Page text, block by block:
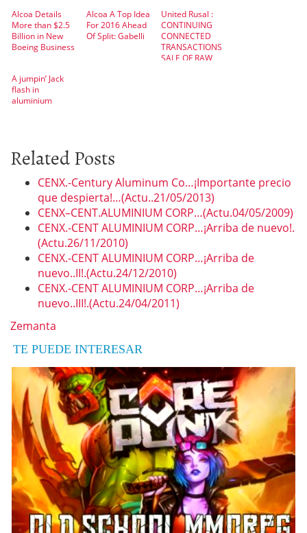
Alcoa Details
More than $2.5
Billion in New
Boeing Business
Alcoa A Top Idea
For 2016 Ahead
Of Split: Gabelli
United Rusal :
CONTINUING
CONNECTED
TRANSACTIONS
SALE OF RAW
A jumpin’ Jack
flash in
aluminium
Related Posts
CENX.-Century Aluminum Co…¡Importante precio
que despierta!…(Actu..21/05/2013)
CENX–CENT.ALUMINIUM CORP…(Actu.04/05/2009)
CENX.-CENT ALUMINIUM CORP…¡Arriba de nuevo!.
(Actu.26/11/2010)
CENX.-CENT ALUMINIUM CORP…¡Arriba de
nuevo..II!.(Actu.24/12/2010)
CENX.-CENT ALUMINIUM CORP…¡Arriba de
nuevo..III!.(Actu.24/04/2011)
Zemanta
TE PUEDE INTERESAR